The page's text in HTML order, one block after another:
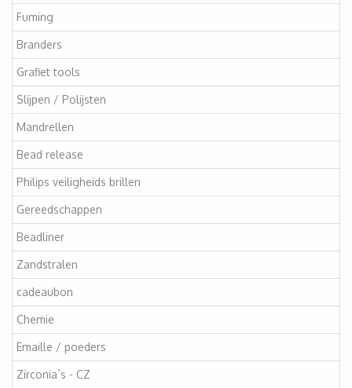
Fuming
Branders
Grafiet tools
Slijpen / Polijsten
Mandrellen
Bead release
Philips veiligheids brillen
Gereedschappen
Beadliner
Zandstralen
cadeaubon
Chemie
Emaille / poeders
Zirconia`s - CZ